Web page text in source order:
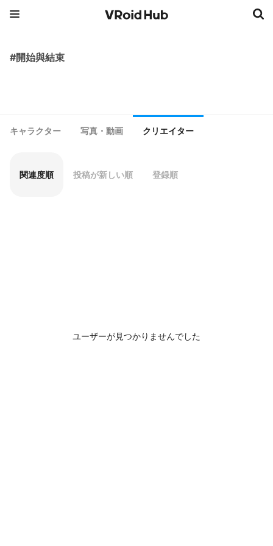
#開始與結束
キャラクター 写真・動画 クリエイター
関連度順 投稿が新しい順 登録順
ユーザーが見つかりませんでした